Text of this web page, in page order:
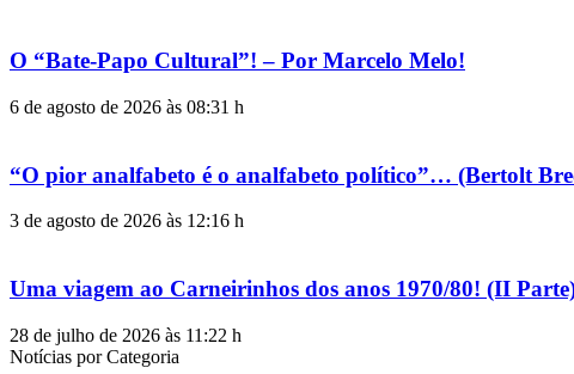
O “Bate-Papo Cultural”! – Por Marcelo Melo!
6 de agosto de 2026 às 08:31 h
“O pior analfabeto é o analfabeto político”… (Bertolt
3 de agosto de 2026 às 12:16 h
Uma viagem ao Carneirinhos dos anos 1970/80! (II
28 de julho de 2026 às 11:22 h
Notícias por Categoria